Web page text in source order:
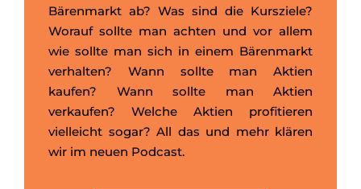
Bärenmarkt ab? Was sind die Kursziele?
Worauf sollte man achten und vor allem
wie sollte man sich in einem Bärenmarkt
verhalten? Wann sollte man Aktien
kaufen? Wann sollte man Aktien
verkaufen? Welche Aktien profitieren
vielleicht sogar? All das und mehr klären
wir im neuen Podcast.